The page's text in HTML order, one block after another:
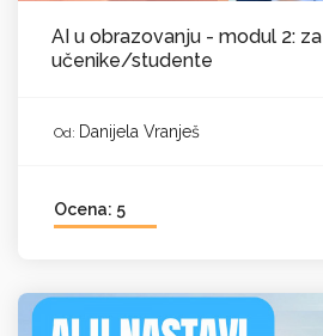
AI u obrazovanju - modul 2: za
učenike/studente
Od: Danijela Vranješ
Ocena: 5